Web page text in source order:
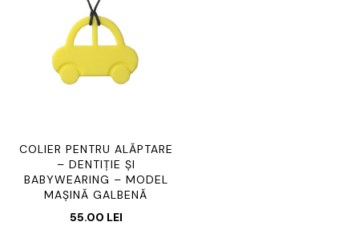
COLIER PENTRU ALĂPTARE
– DENTIȚIE ȘI
BABYWEARING – MODEL
MAȘINĂ GALBENĂ
55.00 LEI